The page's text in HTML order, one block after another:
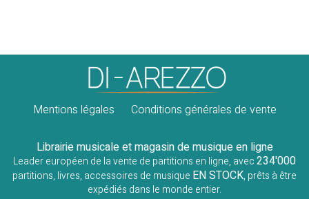
Mentions légales Conditions générales de vente
Librairie musicale et magasin de musique en ligne
Leader européen de la vente de partitions en ligne, avec234'000
partitions, livres, accessoires de musique EN STOCK, prêts à être
expédiés dans le monde entier.